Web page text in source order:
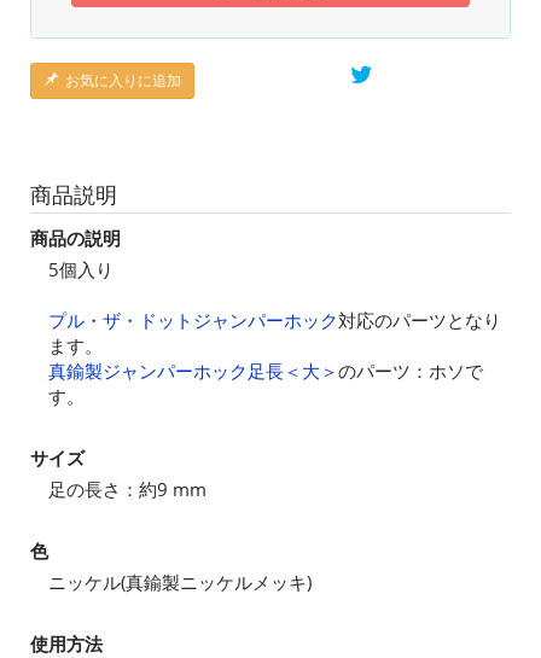
お気に入りに追加
商品説明
商品の説明
5個入り
プル・ザ・ドットジャンパーホック対応のパーツとなり
ます。
真鍮製ジャンパーホック足長＜大＞ のパーツ：ホソで
す。
サイズ
足の長さ：約9 mm
色
ニッケル(真鍮製ニッケルメッキ)
使用方法